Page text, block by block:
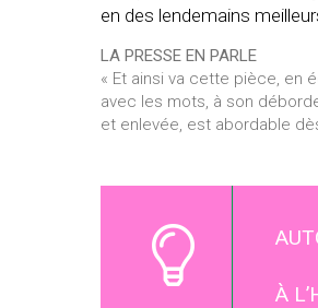
en des lendemains
LA PRESSE EN PARLE
« Et ainsi va cette pièce, en
avec les mots, à son
et enlevée, est abordable
À